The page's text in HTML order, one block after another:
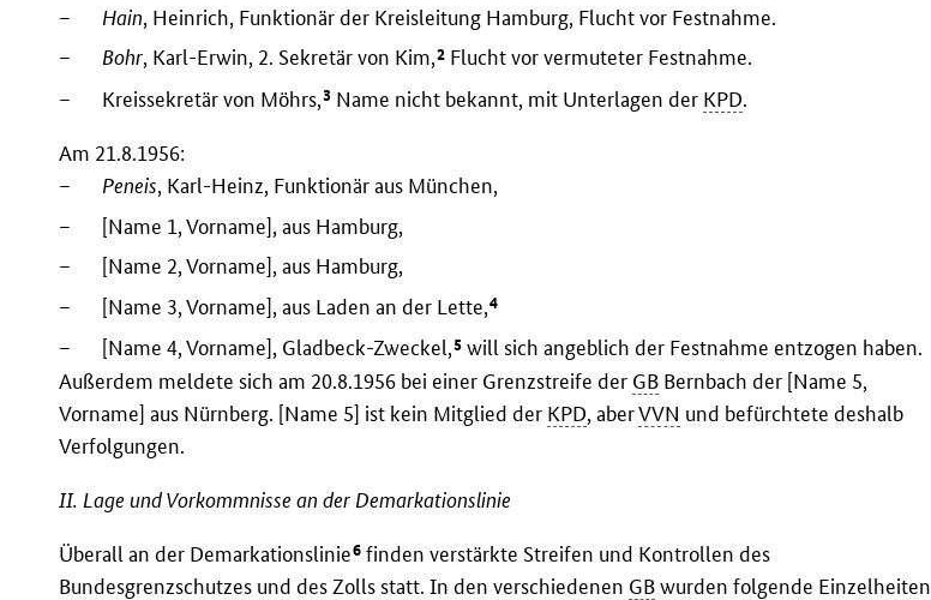
– Hain, Heinrich, Funktionär der Kreisleitung Hamburg, Flucht vor Festnahme.
–
Bohr, Karl-Erwin, 2. Sekretär von Kim,2 Flucht vor vermuteter Festnahme.
–
Kreissekretär von Möhrs,3 Name nicht bekannt, mit Unterlagen der KPD.
Am 21.8.1956:
–
Peneis, Karl-Heinz, Funktionär aus München,
–
[Name 1, Vorname], aus Hamburg,
–
[Name 2, Vorname], aus Hamburg,
–
[Name 3, Vorname], aus Laden an der Lette,4
– [Name 4, Vorname], Gladbeck-Zweckel,5 will sich angeblich der Festnahme entzogen haben.
Außerdem meldete sich am 20.8.1956 bei einer Grenzstreife der GB Bernbach der [Name 5,
Vorname] aus Nürnberg. [Name 5] ist kein Mitglied der KPD, aberVVN und befürchtete deshalb
Verfolgungen.
II. Lage und Vorkommnisse an der Demarkationslinie
Überall an der Demarkationslinie6 finden verstärkte Streifen und Kontrollen des
Bundesgrenzschutzes und des Zolls statt. In den verschiedenen GBwurden folgende Einzelheiten